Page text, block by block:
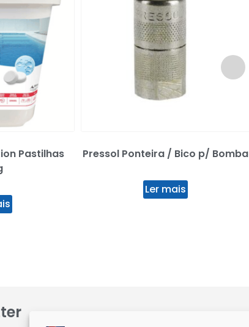
Pastilhas
Pressol Ponteira / Bico p/ Bomba
Ler mais